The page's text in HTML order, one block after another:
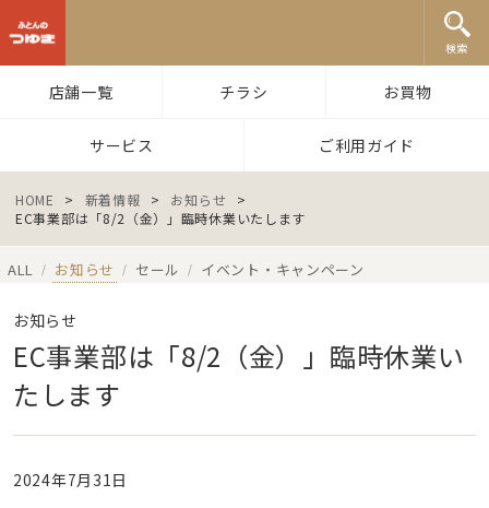
検索
店舗一覧 チラシ お買物
サービス ご利用ガイド
HOME > 新着情報 > お知らせ
>
EC事業部は「8/2（金）」臨時休業いたします
ALL / お知らせ / セール / イベント・キャンペーン
お知らせ
EC事業部は「8/2（金）」臨時休業い
たします
2024年7月31日